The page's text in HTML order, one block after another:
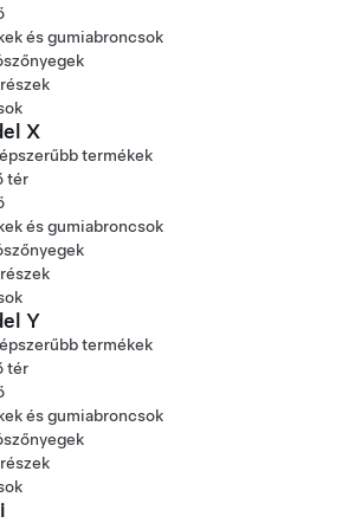
és gumiabroncsok
X
termékek
tér
és gumiabroncsok
Y
termékek
tér
és gumiabroncsok